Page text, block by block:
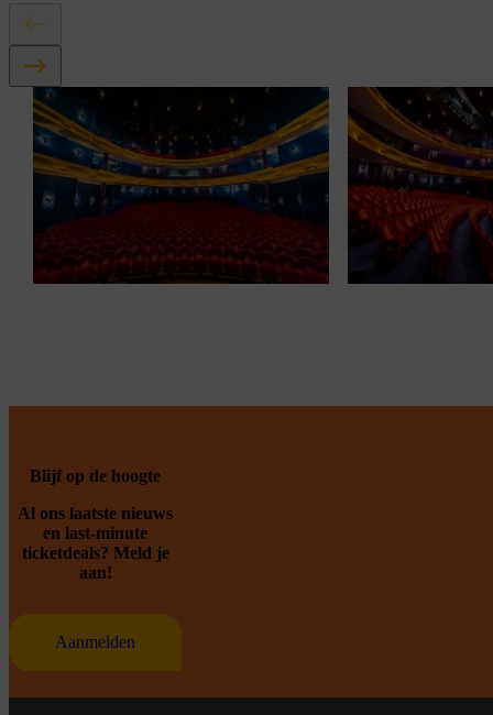
Blijf op de hoogte
Al ons laatste nieuws
en last-minute
ticketdeals? Meld je
aan!
Aanmelden